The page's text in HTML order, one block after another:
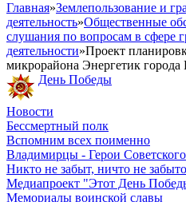
Главная»Землепользование и
деятельность»Общественные
слушания по вопросам в сфере
деятельности»Проект
микрорайона Энергетик города
День Победы
Новости
Бессмертный полк
Вспомним всех поименно
Владимирцы - Герои
Никто не забыт, ничто не забыто
Медиапроект "Этот День
Мемориалы воинской славы